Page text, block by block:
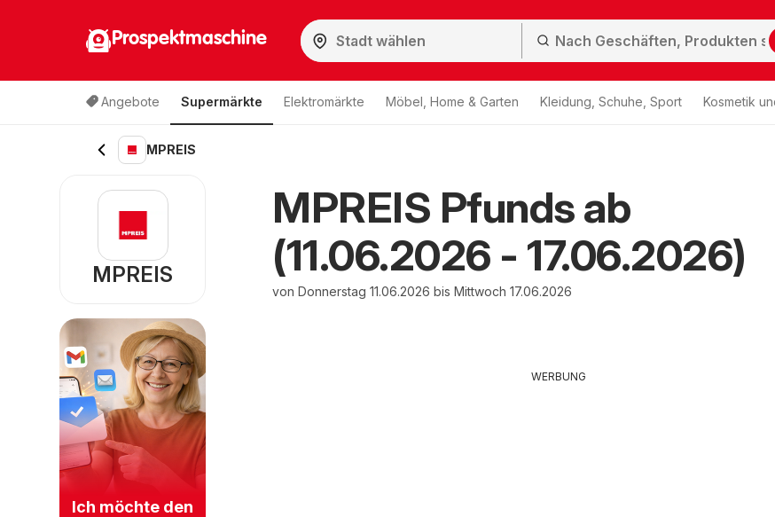
Prospektmaschine
Angebote Supermärkte Elektromärkte Möbel, Home & Garten Kleidung, Schuhe, Sport Kosmetik
MPREIS
MPREIS Pfunds ab
(11.06.2026 - 17.06.2026)
von Donnerstag 11.06.2026 bis Mittwoch 17.06.2026
WERBUNG
MPREIS
Ich möchte den